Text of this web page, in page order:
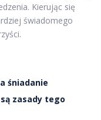
Kierując się
świadomego
śniadanie
zasady tego